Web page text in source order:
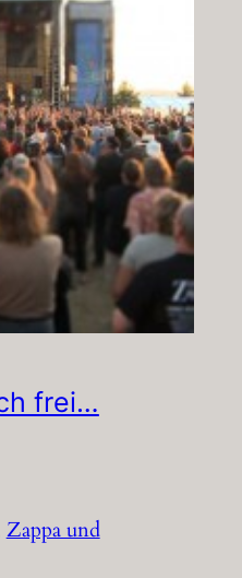
frei…
Zappa und